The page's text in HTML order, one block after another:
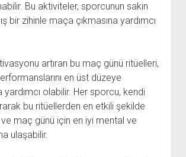
Bu aktiviteler, sporcunun sakin
bir zihinle maça çıkmasına yardımcı
artıran bu maç günü ritüelleri,
en üst düzeye
yardımcı olabilir. Her sporcu, kendi
bu ritüellerden en etkili şekilde
maç günü için en iyi mental ve
ulaşabilir.